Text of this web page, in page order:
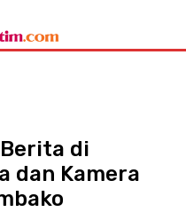
di
dan Kamera